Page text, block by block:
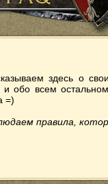
здесь о
и обо всем
=)
правила,